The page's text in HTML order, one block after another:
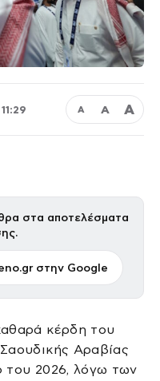
Α Α Α
στα αποτελέσματα
στην Google
κέρδη του
Αραβίας
του 2026, λόγω των